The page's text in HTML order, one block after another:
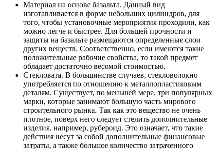
Материал на основе базальта. Данный вид
изготавливается в форме небольших цилиндров, для
того, чтобы установочные мероприятия проходили, как
можно легче и быстрее. Для большей прочности и
защиты на базальте размещаются определенные слои
других веществ. Соответственно, если имеются такие
положительные рабочие свойства, то такой предмет
обладает достаточно весомой стоимостью.
Стекловата. В большинстве случаев, стекловолокно
употребляется по отношению к металлопластиковым
деталям. Существует, по меньшей мере, три популярных
марки, которые занимают большую часть мирового
строительного рынка. Так как это вещество не очень
плотное, поверх него следует стелить дополнительные
изделия, например, рубероид. Это означает, что такие
действия несут за собой дополнительные финансовые
затраты, а также большое количество затраченного